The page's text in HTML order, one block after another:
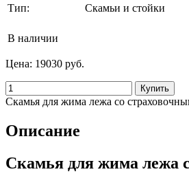
Тип:
Скамьи и стойки
В наличии
Цена: 19030 руб.
Скамья для жима лежа со
Описание
Скамья для жима лежа